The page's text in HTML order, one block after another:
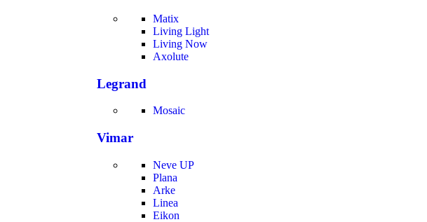
Matix
Living Light
Living Now
Axolute
Legrand
Mosaic
Vimar
Neve UP
Plana
Arke
Linea
Eikon